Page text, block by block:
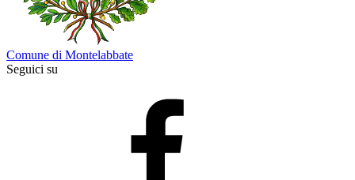
Comune di Montelabbate
Seguici su